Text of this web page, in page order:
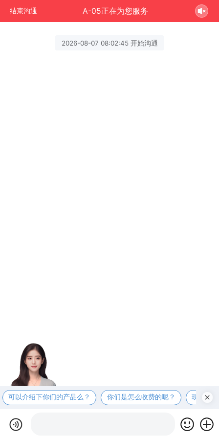
结束沟通 A-05正在为您服务
2026-08-07 08:02:45 开始沟通
可以介绍下你们的产品么？ 你们是怎么收费的呢？ 现在有